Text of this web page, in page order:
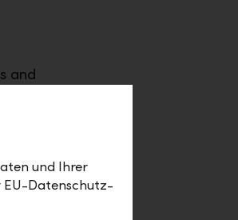
and
to
und Ihrer
EU-Datenschutz-